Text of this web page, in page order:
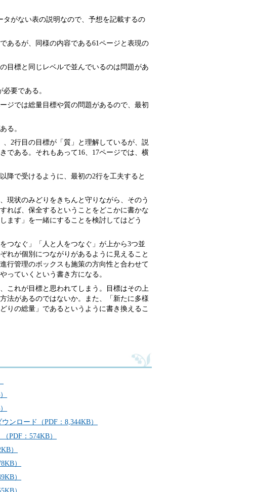
がない表の説明なので、予想を記載するの
あるが、同様の内容である61ページと表現の
目標と同じレベルで並んでいるのは問題があ
要である。
ジでは総量目標や質の問題があるので、最初
る。
2行目の目標が「質」と理解しているが、説
である。それもあって16、17ページでは、横
降で受けるように、最初の2行を工夫すると
現状のみどりをきちんと守りながら、そのう
れば、保全するということをどこかに書かな
ます」を一緒にすることを検討してはどう
つなぐ」「人と人をつなぐ」が上から3つ並
れが個別につながりがあるように見えること
行管理のボックスも施策の方向性と合わせて
っていくという書き方になる。
これが目標と思われてしまう。目標はその上
法があるのではないか。また、「新たに多様
りの総量」であるというように書き換えるこ
ンロード（PDF：8,344KB）
PDF：574KB）
）
）
）